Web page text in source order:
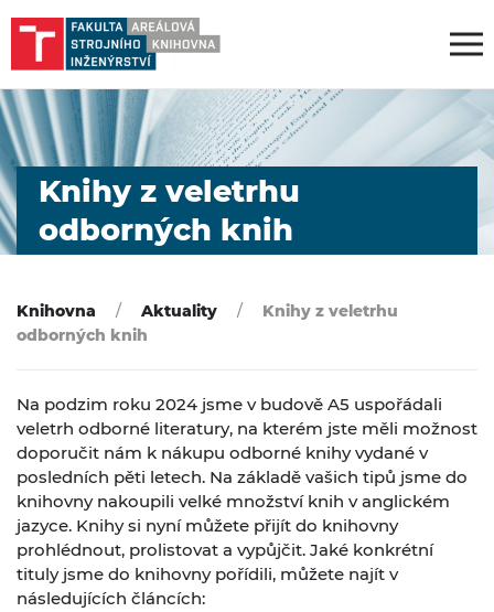
Knihy z veletrhu
odborných knih
Knihovna Aktuality
Knihy z veletrhu
odborných knih
Na podzim roku 2024 jsme v budově A5 uspořádali
veletrh odborné literatury, na kterém jste měli možnost
doporučit nám k nákupu odborné knihy vydané v
posledních pěti letech. Na základě vašich tipů jsme do
knihovny nakoupili velké množství knih v anglickém
jazyce. Knihy si nyní můžete přijít do knihovny
prohlédnout, prolistovat a vypůjčit. Jaké konkrétní
tituly jsme do knihovny pořídili, můžete najít v
následujících článcích: